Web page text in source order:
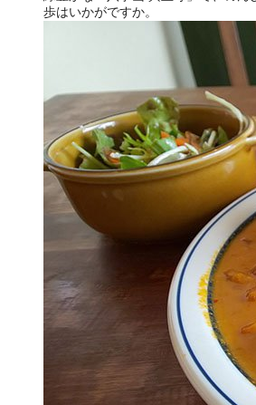
歩はいかがですか。